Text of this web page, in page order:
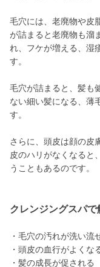
毛穴には、老廃物や皮
が詰まると老廃物も溜
れ、フケが増える、湿
す。
毛穴が詰まると、髪も
ない細い髪になる、薄
す。
さらに、頭皮は顔の皮
皮のハリがなくなると
うこともあるのです。
クレンジングスパ
・毛穴の汚れが洗い流
・頭皮の血行がよくな
・髪の成長が促される